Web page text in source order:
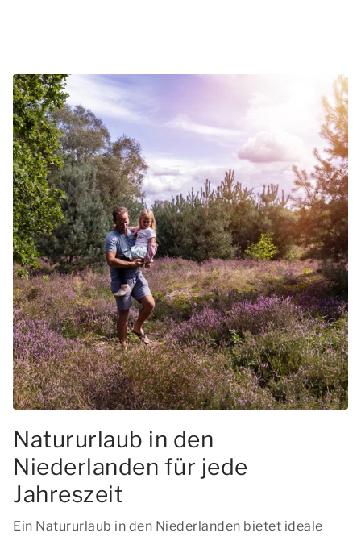
Natururlaub in den
Niederlanden für jede
Jahreszeit
Ein Natururlaub in den Niederlanden bietet ideale